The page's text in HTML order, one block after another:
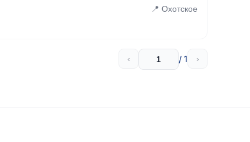
📍 Охотское
‹ / 1 ›